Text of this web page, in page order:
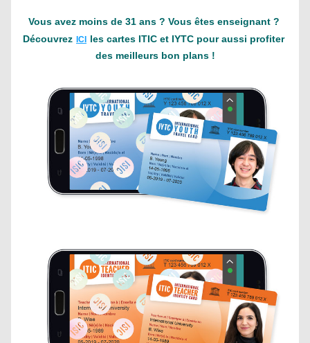
Vous avez moins de 31 ans ? Vous êtes enseignant ?
Découvrez ICI
les cartes ITIC et IYTC pour aussi profiter
des meilleurs bon plans !